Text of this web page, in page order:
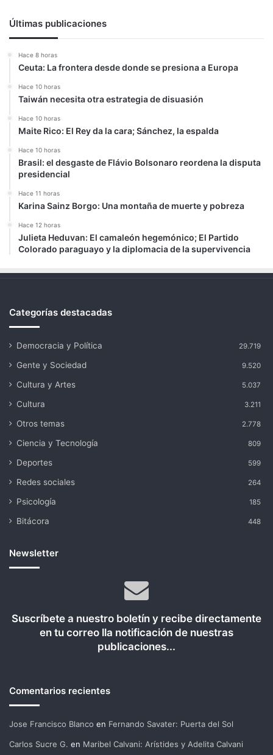
Últimas publicaciones
Hace 8 horas
Ceuta: La frontera desde donde se presiona a Europa
Hace 10 horas
Taiwán necesita otra estrategia de disuasión
Hace 10 horas
Maite Rico: El Rey da la cara; Sánchez, la espalda
Hace 10 horas
Brasil: el desgaste de Flávio Bolsonaro reordena la disputa
presidencial
Hace 11 horas
Karina Sainz Borgo: Una montaña de muerte y pobreza
Hace 12 horas
Julieta Heduvan: El camaleón hegemónico; El Partido
Colorado paraguayo y la diplomacia de la supervivencia
Categorías destacadas
Democracia y Política 29.719
Gente y Sociedad 9.520
Cultura y Artes 5.037
Cultura 3.211
Otros temas 2.778
Ciencia y Tecnología 809
Deportes 599
Redes sociales 264
Psicología 185
Bitácora 448
Newsletter
Suscríbete a nuestro boletín y recibe directamente
en tu correo lla notificación de nuestras
publicaciones...
Comentarios recientes
Jose Francisco Blanco en Fernando Savater: Puerta del Sol
Carlos Sucre G. en Maribel Calvani: Arístides y Adelita Calvani